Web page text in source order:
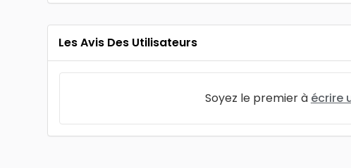
Les Avis Des Utilisateurs
Soyez le premier à écrire